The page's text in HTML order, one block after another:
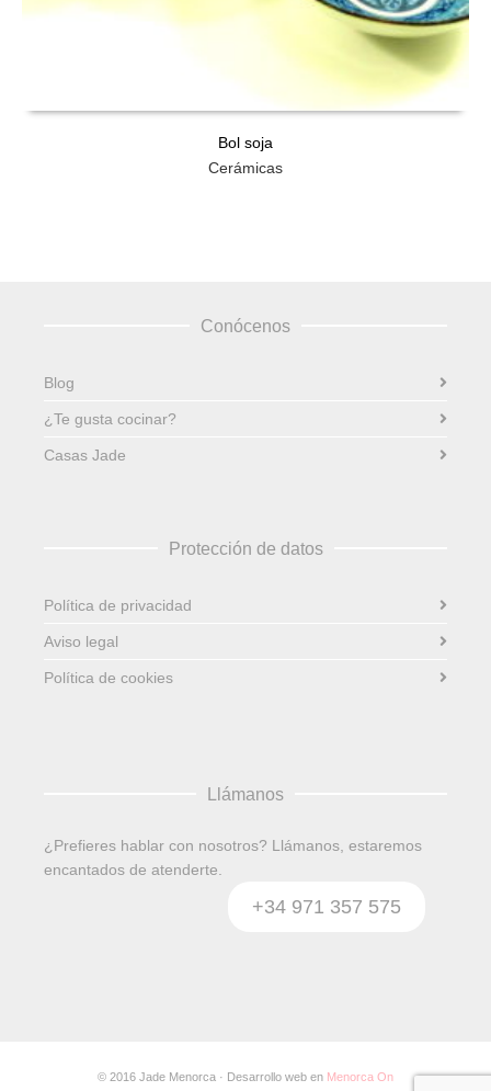
Bol soja
Cerámicas
Conócenos
Blog
¿Te gusta cocinar?
Casas Jade
Protección de datos
Política de privacidad
Aviso legal
Política de cookies
Llámanos
¿Prefieres hablar con nosotros? Llámanos, estaremos
encantados de atenderte.
+34 971 357 575
© 2016 Jade Menorca · Desarrollo web en Menorca On